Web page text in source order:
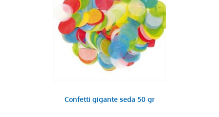
Confetti gigante seda 50 gr